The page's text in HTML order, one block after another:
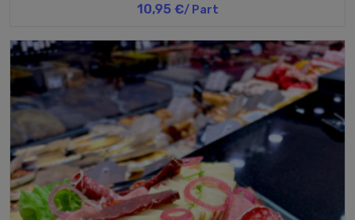
10,95 €/ Part